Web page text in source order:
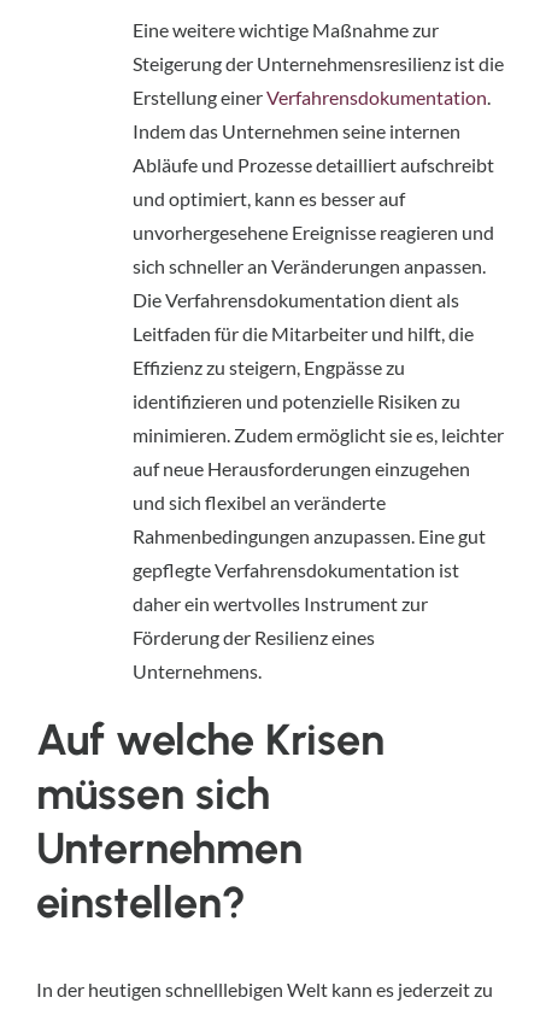
Eine weitere wichtige Maßnahme zur
Steigerung der Unternehmensresilienz ist die
Erstellung einerVerfahrensdokumentation
Indem das Unternehmen seine internen
Abläufe und Prozesse detailliert aufschreibt
und optimiert, kann es besser auf
unvorhergesehene Ereignisse reagieren und
sich schneller an Veränderungen anpassen.
Die Verfahrensdokumentation dient als
Leitfaden für die Mitarbeiter und hilft, die
Effizienz zu steigern, Engpässe zu
identifizieren und potenzielle Risiken zu
minimieren. Zudem ermöglicht sie es, leichter
auf neue Herausforderungen einzugehen
und sich flexibel an veränderte
Rahmenbedingungen anzupassen. Eine gut
gepflegte Verfahrensdokumentation ist
daher ein wertvolles Instrument zur
Förderung der Resilienz eines
Unternehmens.
Auf welche Krisen
müssen sich
Unternehmen
einstellen?
In der heutigen schnelllebigen Welt kann es jederzeit zu